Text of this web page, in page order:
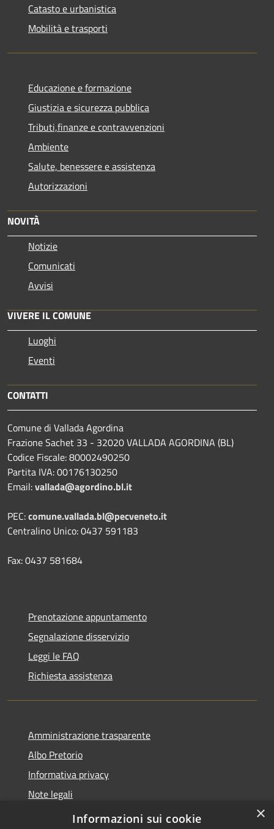
Catasto e urbanistica
Mobilità e trasporti
Educazione e formazione
Giustizia e sicurezza pubblica
Tributi,finanze e contravvenzioni
Ambiente
Salute, benessere e assistenza
Autorizzazioni
NOVITÀ
Notizie
Comunicati
Avvisi
VIVERE IL COMUNE
Luoghi
Eventi
CONTATTI
Comune di Vallada Agordina
Frazione Sachet 33 - 32020 VALLADA AGORDINA (BL)
Codice Fiscale: 80002490250
Partita IVA: 00176130250
Email:vallada@agordino.bl.it
PEC:comune.vallada.bl@pecveneto.it
Centralino Unico: 0437 591183
Fax: 0437 581684
Prenotazione appuntamento
Segnalazione disservizio
Leggi le FAQ
Richiesta assistenza
Amministrazione trasparente
Albo Pretorio
Informativa privacy
Note legali
Dichiarazione di accessibilità
×
Informazioni sui cookie